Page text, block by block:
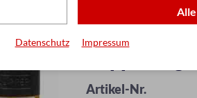
Artikel-Nr.
Datenschutz Impressum